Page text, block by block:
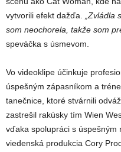
vytvorili efekt dažďa. „Zvládla
som neochorela, takže som
speváčka s úsmevom.
Vo videoklipe účinkuje
úspešným zápasníkom a
tanečnice, ktoré stvárnili
zastrešil rakúsky tím Wien
vďaka spolupráci s
viedenská produkcia Cory